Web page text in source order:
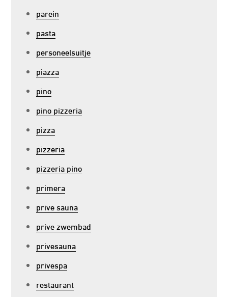
parein
pasta
personeelsuitje
piazza
pino
pino pizzeria
pizza
pizzeria
pizzeria pino
primera
prive sauna
prive zwembad
privesauna
privespa
restaurant